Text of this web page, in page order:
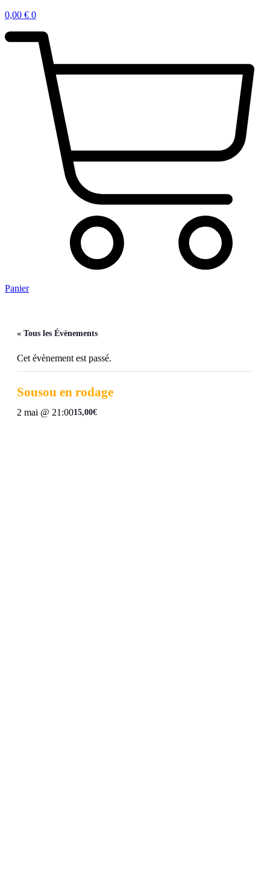
0,00 € 0
Panier
« Tous les Évènements
Cet évènement est passé.
Sousou en rodage
2 mai @ 21:0015,00€